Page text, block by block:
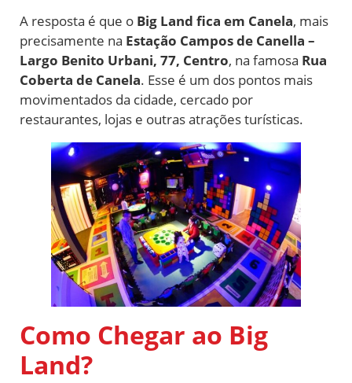
A resposta é que o Big Land fica em Canela, mais
precisamente na Estação Campos de Canella –
Largo Benito Urbani, 77, Centro, na famosa Rua
Coberta de Canela. Esse é um dos pontos mais
movimentados da cidade, cercado por
restaurantes, lojas e outras atrações turísticas.
Como Chegar ao Big
Land?